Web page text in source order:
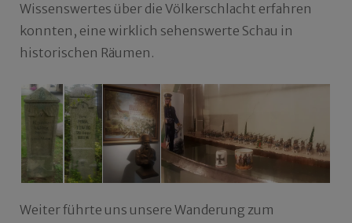
Wissenswertes über die Völkerschlacht erfahren
konnten, eine wirklich sehenswerte Schau in
historischen Räumen.
Weiter führte uns unsere Wanderung zum